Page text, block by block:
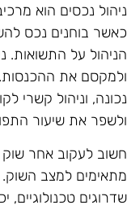
נכסים הוא
בוחנים נכס
על התשואות.
את ההכנסות.
וניהול קשרי
את שיעור
לעקוב אחר שוק
למצב השוק.
טכנולוגיים,